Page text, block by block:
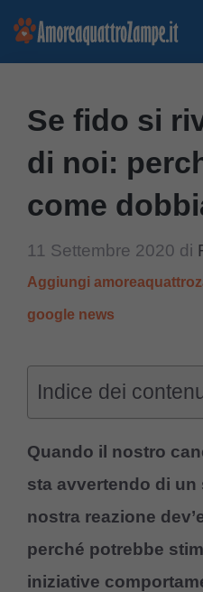
Vai
Se fido si
di noi:
come
11 Settembre 2020 di
Aggiungi
google news
Indice dei
Quando il nostro
sta avvertendo di
nostra reazione
perché potrebbe
iniziative